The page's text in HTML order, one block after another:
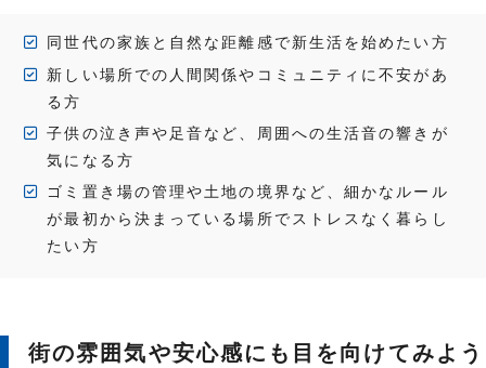
同世代の家族と自然な距離感で新生活を始めたい方
新しい場所での人間関係やコミュニティに不安があ
る方
子供の泣き声や足音など、周囲への生活音の響きが
気になる方
ゴミ置き場の管理や土地の境界など、細かなルール
が最初から決まっている場所でストレスなく暮らし
たい方
街の雰囲気や安心感にも目を向けてみよう